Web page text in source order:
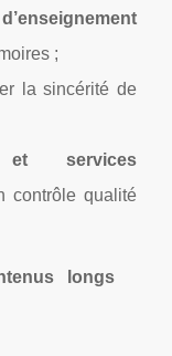
;
la sincérité de
et services
contrôle qualité
longs